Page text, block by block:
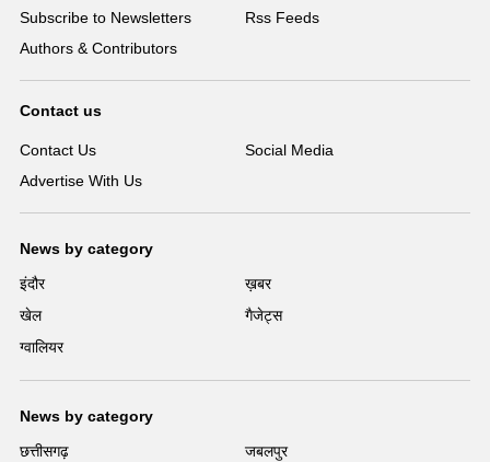
Subscribe to Newsletters
Rss Feeds
Authors & Contributors
Contact us
Contact Us
Social Media
Advertise With Us
News by category
इंदौर
ख़बर
खेल
गैजेट्स
ग्वालियर
News by category
छत्तीसगढ़
जबलपुर